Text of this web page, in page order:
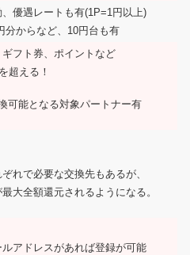
優遇レートも有(1P=1円以上)
分からなど、10円台も有
フト券、ポイントなど
超える！
可能となる対象パートナー有
れで必要な交換先もあるが、
大全額還元されるようになる。
アドレスがあれば登録が可能